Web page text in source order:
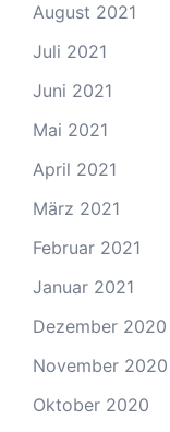
August 2021
Juli 2021
Juni 2021
Mai 2021
April 2021
März 2021
Februar 2021
Januar 2021
Dezember 2020
November 2020
Oktober 2020